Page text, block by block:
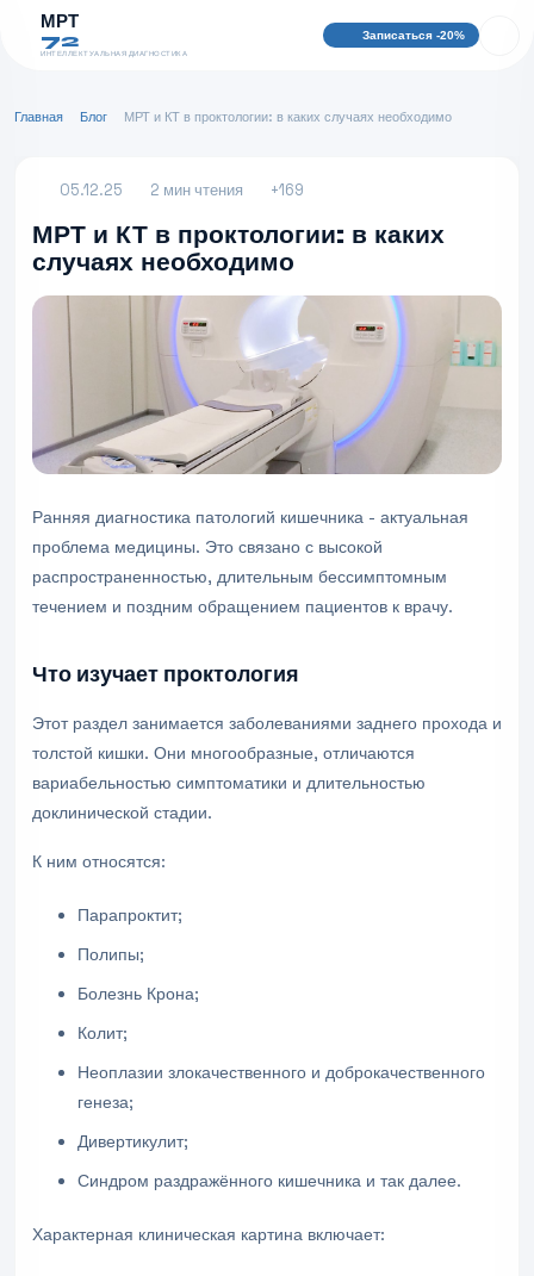
МРТ
72
ИНТЕЛЛЕКТУАЛЬНАЯ ДИАГНОСТИКА
Записаться -20%
Главная Блог МРТ и КТ в проктологии: в каких случаях необходимо
05.12.25 2 мин чтения +169
МРТ и КТ в проктологии: в каких
случаях необходимо
Ранняя диагностика патологий кишечника - актуальная
проблема медицины. Это связано с высокой
распространенностью, длительным бессимптомным
течением и поздним обращением пациентов к врачу.
Что изучает проктология
Этот раздел занимается заболеваниями заднего прохода и
толстой кишки. Они многообразные, отличаются
вариабельностью симптоматики и длительностью
доклинической стадии.
К ним относятся:
Парапроктит;
Полипы;
Болезнь Крона;
Колит;
Неоплазии злокачественного и доброкачественного
генеза;
Дивертикулит;
Синдром раздражённого кишечника и так далее.
Характерная клиническая картина включает: